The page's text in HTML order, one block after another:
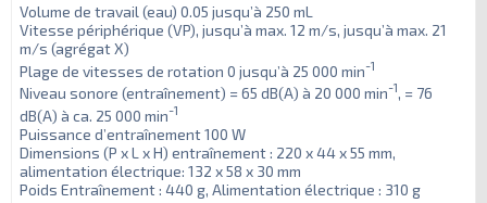
Volume de travail (eau) 0.05 jusqu’à 250 mL
Vitesse périphérique (VP), jusqu’à max. 12 m/s, jusqu’à max. 21
m/s (agrégat X)
Plage de vitesses de rotation 0 jusqu’à 25 000 min-1
Niveau sonore (entraînement) = 65 dB(A) à 20 000 min-1, = 76
dB(A) à ca. 25 000 min-1
Puissance d’entraînement 100 W
Dimensions (P x L x H) entraînement : 220 x 44 x 55 mm,
alimentation électrique: 132 x 58 x 30 mm
Poids Entraînement : 440 g, Alimentation électrique : 310 g